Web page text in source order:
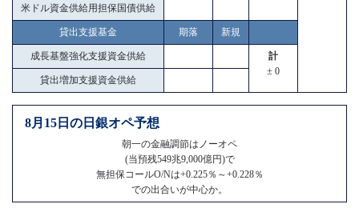
米ドル資金供給用担保国債供給
貸出支援基金 期落 新規
成長基盤強化支援資金供給
計
± 0
貸出増加支援資金供給
8月15日の日銀オペ予想
朝一の金融調節はノーオペ
(当預残549兆9,000億円)で
無担保コールO/Nは+0.225％～+0.228％
での出合いが中心か。